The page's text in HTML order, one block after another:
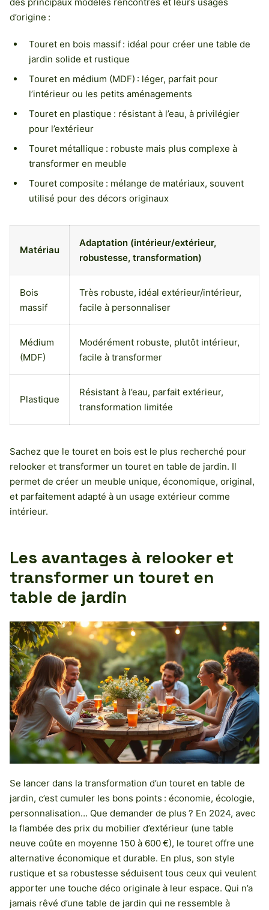
d’origine :
Touret en bois massif : idéal pour créer une table de
jardin solide et rustique
Touret en médium (MDF) : léger, parfait pour
l’intérieur ou les petits aménagements
Touret en plastique : résistant à l’eau, à privilégier
pour l’extérieur
Touret métallique : robuste mais plus complexe à
transformer en meuble
Touret composite : mélange de matériaux, souvent
utilisé pour des décors originaux
Matériau
Adaptation (intérieur/extérieur,
robustesse, transformation)
Bois
massif
Très robuste, idéal extérieur/intérieur,
facile à personnaliser
Médium
(MDF)
Modérément robuste, plutôt intérieur,
facile à transformer
Plastique
Résistant à l’eau, parfait extérieur,
transformation limitée
Sachez que le touret en bois est le plus recherché pour
relooker et transformer un touret en table de jardin. Il
permet de créer un meuble unique, économique, original,
et parfaitement adapté à un usage extérieur comme
intérieur.
Les avantages à relooker et
transformer un touret en
table de jardin
Se lancer dans la transformation d’un touret en table de
jardin, c’est cumuler les bons points : économie, écologie,
personnalisation… Que demander de plus ? En 2024, avec
la flambée des prix du mobilier d’extérieur (une table
neuve coûte en moyenne 150 à 600 €), le touret offre une
alternative économique et durable. En plus, son style
rustique et sa robustesse séduisent tous ceux qui veulent
apporter une touche déco originale à leur espace. Qui n’a
jamais rêvé d’une table de jardin qui ne ressemble à